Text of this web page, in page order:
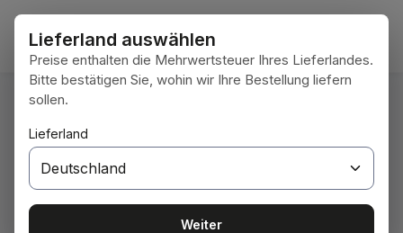
Zum Hauptinhalt springen
Bildergalerie überspringen
Lieferland auswählen
Preise enthalten die Mehrwertsteuer Ihres Lieferlandes.
Bitte bestätigen Sie, wohin wir Ihre Bestellung liefern
sollen.
Lieferland
Weiter